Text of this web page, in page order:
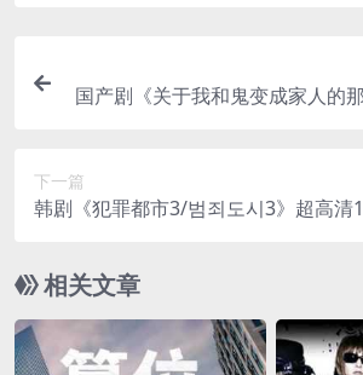
国产剧《关于我和鬼变成家人的
下一篇
韩剧《犯罪都市3/범죄도시3》超高清
相关文章